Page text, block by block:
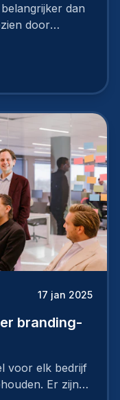
dan
door
17 jan 2025
branding-
voor elk bedrijf
Er zijn